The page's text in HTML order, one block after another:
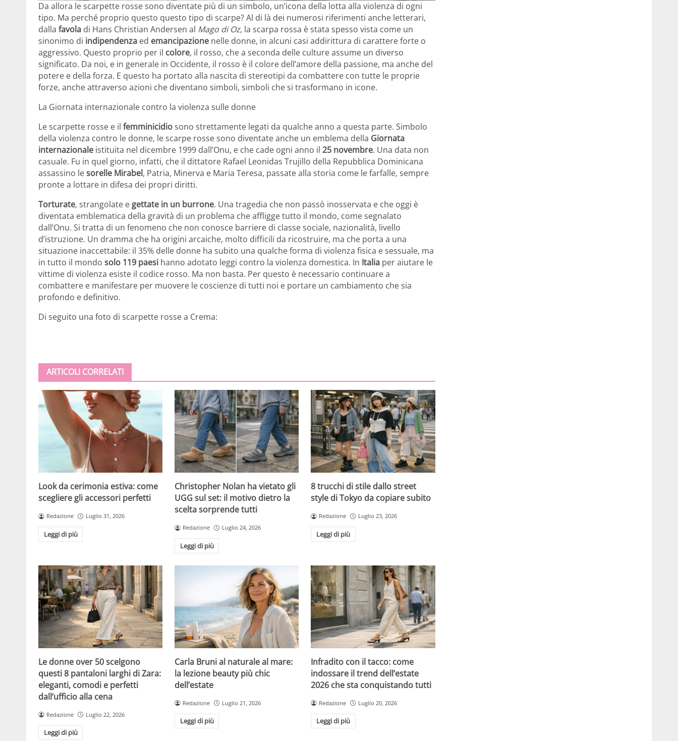
Da allora le scarpette rosse sono diventate più di un simbolo, un’icona della lotta alla violenza di ogni
tipo. Ma perché proprio questo questo tipo di scarpe? Al di là dei numerosi riferimenti anche letterari,
dalla favola di Hans Christian Andersen al Mago di Oz, la scarpa rossa è stata spesso vista come un
sinonimo di indipendenza ed emancipazione nelle donne, in alcuni casi addirittura di carattere forte o
aggressivo. Questo proprio per il colore, il rosso, che a seconda delle culture assume un diverso
significato. Da noi, e in generale in Occidente, il rosso è il colore dell’amore della passione, ma anche del
potere e della forza. E questo ha portato alla nascita di stereotipi da combattere con tutte le proprie
forze, anche attraverso azioni che diventano simboli, simboli che si trasformano in icone.
La Giornata internazionale contro la violenza sulle donne
Le scarpette rosse e il femminicidiosono strettamente legati da qualche anno a questa parte. Simbolo
della violenza contro le donne, le scarpe rosse sono diventate anche un emblema della Giornata
internazionale istituita nel dicembre 1999 dall’Onu, e che cade ogni anno il 25 novembre. Una data non
casuale. Fu in quel giorno, infatti, che il dittatore Rafael Leonidas Trujillo della Repubblica Dominicana
assassino lesorelle Mirabel, Patria, Minerva e Maria Teresa, passate alla storia come le farfalle, sempre
pronte a lottare in difesa dei propri diritti.
Torturate, strangolate e gettate in un burrone. Una tragedia che non passò inosservata e che oggi è
diventata emblematica della gravità di un problema che affligge tutto il mondo, come segnalato
dall’Onu. Si tratta di un fenomeno che non conosce barriere di classe sociale, nazionalità, livello
d’istruzione. Un dramma che ha origini arcaiche, molto difficili da ricostruire, ma che porta a una
situazione inaccettabile: il 35% delle donne ha subito una qualche forma di violenza fisica e sessuale, ma
in tutto il mondo solo 119 paesi hanno adotato leggi contro la violenza domestica. In Italia per aiutare le
vittime di violenza esiste il codice rosso. Ma non basta. Per questo è necessario continuare a
combattere e manifestare per muovere le coscienze di tutti noi e portare un cambiamento che sia
profondo e definitivo.
Di seguito una foto di scarpette rosse a Crema:
ARTICOLI CORRELATI
Look da cerimonia estiva: come
scegliere gli accessori perfetti
Redazione Luglio 31, 2026
Leggi di più
Christopher Nolan ha vietato gli
UGG sul set: il motivo dietro la
scelta sorprende tutti
Redazione Luglio 24, 2026
Leggi di più
8 trucchi di stile dallo street
style di Tokyo da copiare subito
Redazione Luglio 23, 2026
Leggi di più
Le donne over 50 scelgono
questi 8 pantaloni larghi di Zara:
eleganti, comodi e perfetti
dall’ufficio alla cena
Redazione Luglio 22, 2026
Leggi di più
Carla Bruni al naturale al mare:
la lezione beauty più chic
dell’estate
Redazione Luglio 21, 2026
Leggi di più
Infradito con il tacco: come
indossare il trend dell’estate
2026 che sta conquistando tutti
Redazione Luglio 20, 2026
Leggi di più